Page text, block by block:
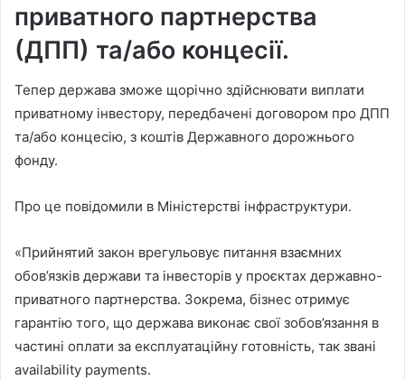
приватного партнерства
(ДПП) та/або концесії.
Тепер держава зможе щорічно здійснювати виплати
приватному інвестору, передбачені договором про ДПП
та/або концесію, з коштів Державного дорожнього
фонду.
Про це повідомили в Міністерстві інфраструктури.
«Прийнятий закон врегульовує питання взаємних
обов’язків держави та інвесторів у проєктах державно-
приватного партнерства. Зокрема, бізнес отримує
гарантію того, що держава виконає свої зобов’язання в
частині оплати за експлуатаційну готовність, так звані
availability payments.